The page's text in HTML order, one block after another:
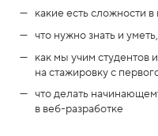
какие есть сложности
что нужно знать и
как мы учим студентов
на стажировку с
что делать
в веб-разработке